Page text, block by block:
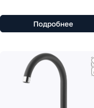
Подробнее